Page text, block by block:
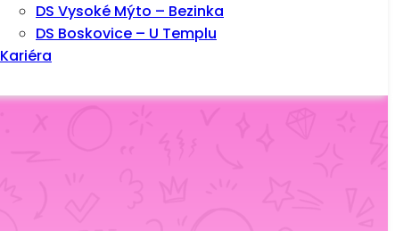
DS Vysoké Mýto – Bezinka
DS Boskovice – U Templu
Kariéra